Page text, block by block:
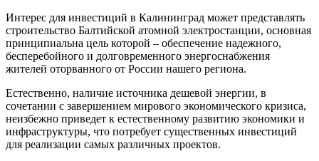
Интерес для инвестиций в Калининград может представлять
строительство Балтийской атомной электростанции, основная
принципиальна цель которой – обеспечение надежного,
бесперебойного и долговременного энергоснабжения
жителей оторванного от России нашего региона.
Естественно, наличие источника дешевой энергии, в
сочетании с завершением мирового экономического кризиса,
неизбежно приведет к естественному развитию экономики и
инфраструктуры, что потребует существенных инвестиций
для реализации самых различных проектов.